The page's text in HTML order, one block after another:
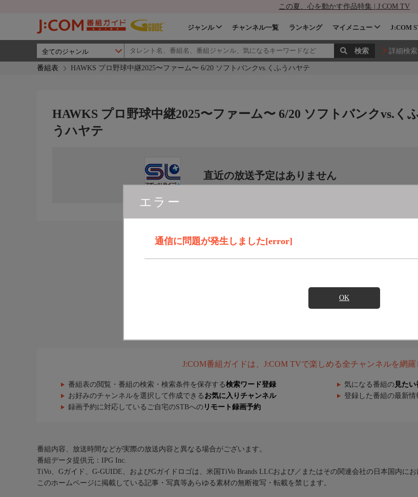
この夏、心を動かす作品特集 | J:COM TV
ジャンル チャンネル一覧 ランキング マイメニュー J:COM
詳細検索
番組表 HAWKS プロ野球中継2025〜ファーム〜 6/20 ソフトバンクvs.くふうハヤテ
エラー
通信に問題が発生しました[error]
OK
HAWKS プロ野球中継2025〜ファーム〜 6/20 ソフトバンクvs.く
うハヤテ
直近の放送予定はありません
J:COM番組ガイドは、J:COM TVで楽しめる全チャンネルを網羅
番組表の閲覧・番組の検索・検索条件を保存する検索ワード登録 気になる番組の 見たい
お好みのチャンネルを選択して作成できる お気に入りチャンネル 登録した番組の最新
録画予約に対応しているご自宅のSTBへの リモート録画予約
番組内容、放送時間などが実際の放送内容と異なる場合がございます。
番組データ提供元：IPG Inc.
TiVo、Gガイド、G-GUIDE、およびGガイドロゴは、米国TiVo Brands LLCおよび／またはその関連会社の日本国内にお
このホームページに掲載している記事・写真等あらゆる素材の無断複写・転載を禁じます。